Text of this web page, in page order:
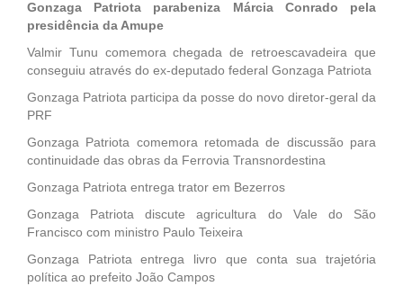
Gonzaga Patriota parabeniza Márcia Conrado pela
presidência da Amupe
Valmir Tunu comemora chegada de retroescavadeira que
conseguiu através do ex-deputado federal Gonzaga Patriota
Gonzaga Patriota participa da posse do novo diretor-geral da
PRF
Gonzaga Patriota comemora retomada de discussão para
continuidade das obras da Ferrovia Transnordestina
Gonzaga Patriota entrega trator em Bezerros
Gonzaga Patriota discute agricultura do Vale do São
Francisco com ministro Paulo Teixeira
Gonzaga Patriota entrega livro que conta sua trajetória
política ao prefeito João Campos